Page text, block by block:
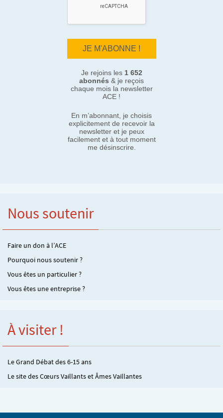
Je rejoins les 1 652
abonnés & je reçois
chaque mois la newsletter
ACE !
En m’abonnant, je choisis
explicitement de recevoir la
newsletter et je peux
facilement et à tout moment
me désinscrire.
Nous soutenir
Faire un don à l’ACE
Pourquoi nous soutenir ?
Vous êtes un particulier ?
Vous êtes une entreprise ?
À visiter !
Le Grand Débat des 6-15 ans
Le site des Cœurs Vaillants et Âmes Vaillantes